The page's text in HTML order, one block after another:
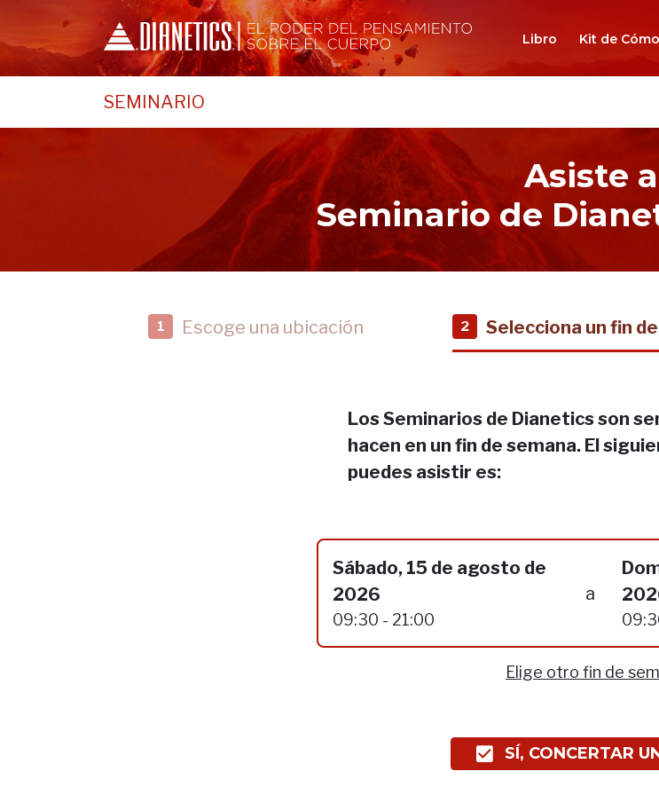
Libro Kit de
SEMINARIO
Asiste
Seminario de
1 Escoge una ubicación 2 Selecciona un fin
Los Seminarios de Dianetics son
hacen en un fin de semana. El
puedes asistir es:
Sábado, 15 de agosto de
2026
09:30 - 21:00
a
Elige otro fin de
SÍ, CONCERTAR